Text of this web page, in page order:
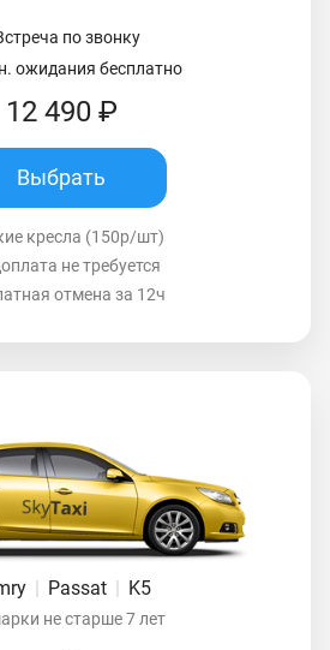
по звонку
ожидания бесплатно
12 490 ₽
Выбрать
кресла (150р/шт)
не требуется
отмена за 12ч
Passat K5
не старше 7 лет